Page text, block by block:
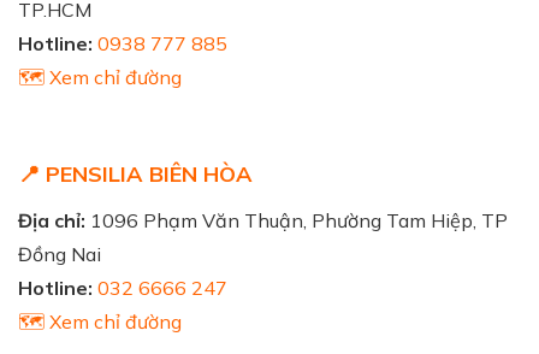
TP.HCM
Hotline: 0938 777 885
🗺️ Xem chỉ đường
📍 PENSILIA BIÊN HÒA
Địa chỉ: 1096 Phạm Văn Thuận, Phường Tam Hiệp, TP
Đồng Nai
Hotline: 032 6666 247
🗺️ Xem chỉ đường